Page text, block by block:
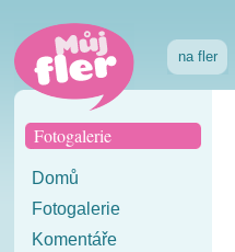
na fler
Fotogalerie
Domů
Fotogalerie
Komentáře